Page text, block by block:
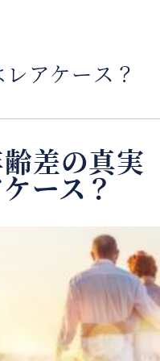
アケース？
齢差の真
ース？